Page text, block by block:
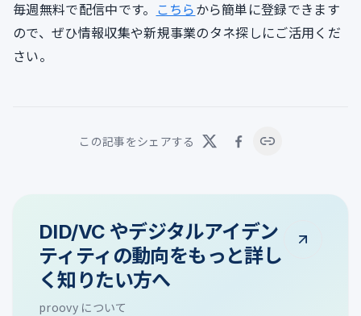
毎週無料で配信中です。 こちらから簡単に登録できます
ので、ぜひ情報収集や新規事業のタネ探しにご活用くだ
さい。
この記事をシェアする
DID/VC やデジタルアイデン
ティティの動向をもっと詳し
く知りたい方へ
proovy について